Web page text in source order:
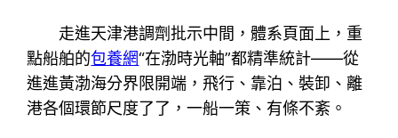
走進天津港調劑批示中間，體系頁面上，重
點船舶的包養網“在渤時光軸”都精準統計——從
進進黃渤海分界限開端，飛行、靠泊、裝卸、離
港各個環節尺度了了，一船一策、有條不紊。